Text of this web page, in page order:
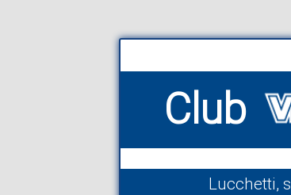
Club
Lucchetti,